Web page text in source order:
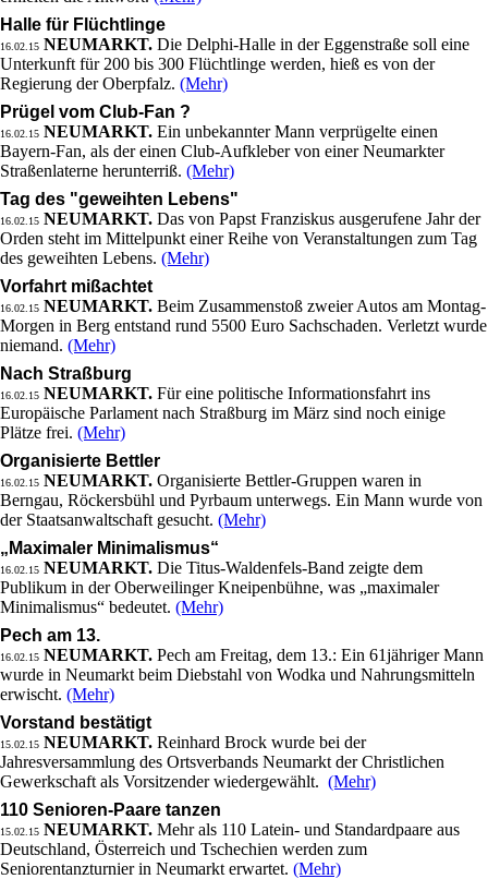
Halle für Flüchtlinge
16.02.15 NEUMARKT. Die Delphi-Halle in der Eggenstraße soll eine
Unterkunft für 200 bis 300 Flüchtlinge werden, hieß es von der
Regierung der Oberpfalz. (Mehr)
Prügel vom Club-Fan ?
16.02.15 NEUMARKT. Ein unbekannter Mann verprügelte einen
Bayern-Fan, als der einen Club-Aufkleber von einer Neumarkter
Straßenlaterne herunterriß. (Mehr)
Tag des "geweihten Lebens"
16.02.15 NEUMARKT. Das von Papst Franziskus ausgerufene Jahr der
Orden steht im Mittelpunkt einer Reihe von Veranstaltungen zum Tag
des geweihten Lebens. (Mehr)
Vorfahrt mißachtet
16.02.15 NEUMARKT. Beim Zusammenstoß zweier Autos am Montag-
Morgen in Berg entstand rund 5500 Euro Sachschaden. Verletzt wurde
niemand. (Mehr)
Nach Straßburg
16.02.15 NEUMARKT. Für eine politische Informationsfahrt ins
Europäische Parlament nach Straßburg im März sind noch einige
Plätze frei. (Mehr)
Organisierte Bettler
16.02.15 NEUMARKT. Organisierte Bettler-Gruppen waren in
Berngau, Röckersbühl und Pyrbaum unterwegs. Ein Mann wurde von
der Staatsanwaltschaft gesucht. (Mehr)
„Maximaler Minimalismus“
16.02.15 NEUMARKT. Die Titus-Waldenfels-Band zeigte dem
Publikum in der Oberweilinger Kneipenbühne, was „maximaler
Minimalismus“ bedeutet. (Mehr)
Pech am 13.
16.02.15 NEUMARKT. Pech am Freitag, dem 13.: Ein 61jähriger Mann
wurde in Neumarkt beim Diebstahl von Wodka und Nahrungsmitteln
erwischt. (Mehr)
Vorstand bestätigt
15.02.15 NEUMARKT. Reinhard Brock wurde bei der
Jahresversammlung des Ortsverbands Neumarkt der Christlichen
Gewerkschaft als Vorsitzender wiedergewählt. (Mehr)
110 Senioren-Paare tanzen
15.02.15 NEUMARKT. Mehr als 110 Latein- und Standardpaare aus
Deutschland, Österreich und Tschechien werden zum
Seniorentanzturnier in Neumarkt erwartet. (Mehr)